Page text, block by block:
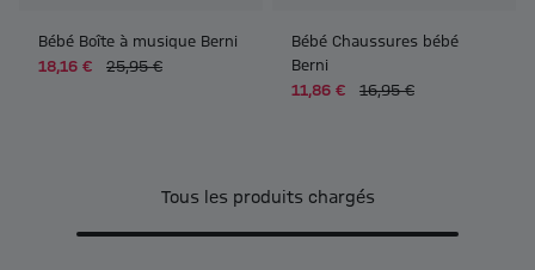
Bébé Boîte à musique Berni
18,16 €
25,95 €
Bébé Chaussures bébé
Berni
11,86 €
16,95 €
Tous les produits chargés